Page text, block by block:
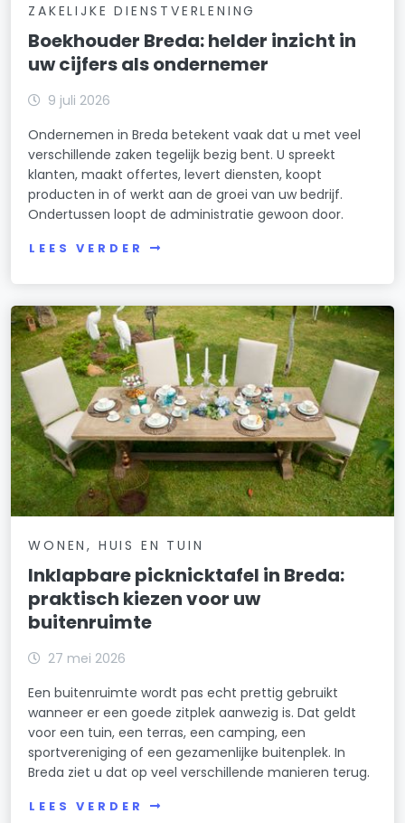
ZAKELIJKE DIENSTVERLENING
Boekhouder Breda: helder inzicht in
uw cijfers als ondernemer
9 juli 2026
Ondernemen in Breda betekent vaak dat u met veel
verschillende zaken tegelijk bezig bent. U spreekt
klanten, maakt offertes, levert diensten, koopt
producten in of werkt aan de groei van uw bedrijf.
Ondertussen loopt de administratie gewoon door.
LEES VERDER
WONEN, HUIS EN TUIN
Inklapbare picknicktafel in Breda:
praktisch kiezen voor uw
buitenruimte
27 mei 2026
Een buitenruimte wordt pas echt prettig gebruikt
wanneer er een goede zitplek aanwezig is. Dat geldt
voor een tuin, een terras, een camping, een
sportvereniging of een gezamenlijke buitenplek. In
Breda ziet u dat op veel verschillende manieren terug.
LEES VERDER